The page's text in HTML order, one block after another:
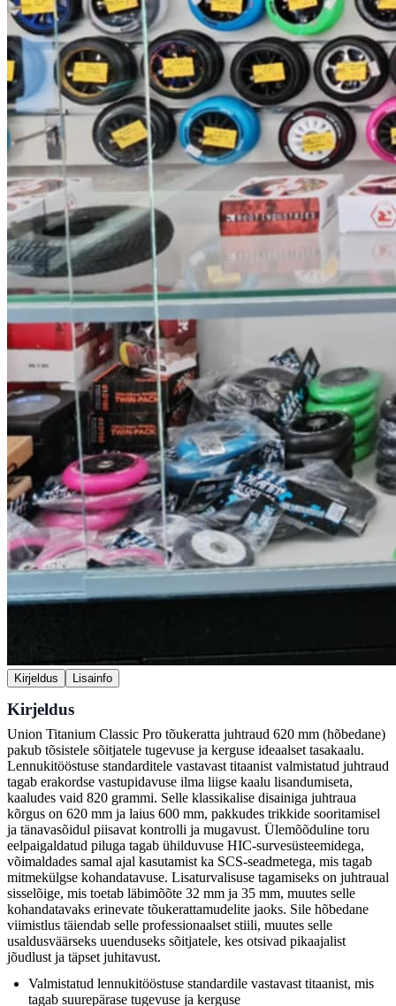
Kirjeldus Lisainfo
Kirjeldus
Union Titanium Classic Pro tõukeratta juhtraud 620 mm (hõbedane)
pakub tõsistele sõitjatele tugevuse ja kerguse ideaalset tasakaalu.
Lennukitööstuse standarditele vastavast titaanist valmistatud juhtraud
tagab erakordse vastupidavuse ilma liigse kaalu lisandumiseta,
kaaludes vaid 820 grammi. Selle klassikalise disainiga juhtraua
kõrgus on 620 mm ja laius 600 mm, pakkudes trikkide sooritamisel
ja tänavasõidul piisavat kontrolli ja mugavust. Ülemõõduline toru
eelpaigaldatud piluga tagab ühilduvuse HIC-survesüsteemidega,
võimaldades samal ajal kasutamist ka SCS-seadmetega, mis tagab
mitmekülgse kohandatavuse. Lisaturvalisuse tagamiseks on juhtraual
sisselõige, mis toetab läbimõõte 32 mm ja 35 mm, muutes selle
kohandatavaks erinevate tõukerattamudelite jaoks. Sile hõbedane
viimistlus täiendab selle professionaalset stiili, muutes selle
usaldusväärseks uuenduseks sõitjatele, kes otsivad pikaajalist
jõudlust ja täpset juhitavust.
Valmistatud lennukitööstuse standardile vastavast titaanist, mis
tagab suurepärase tugevuse ja kerguse